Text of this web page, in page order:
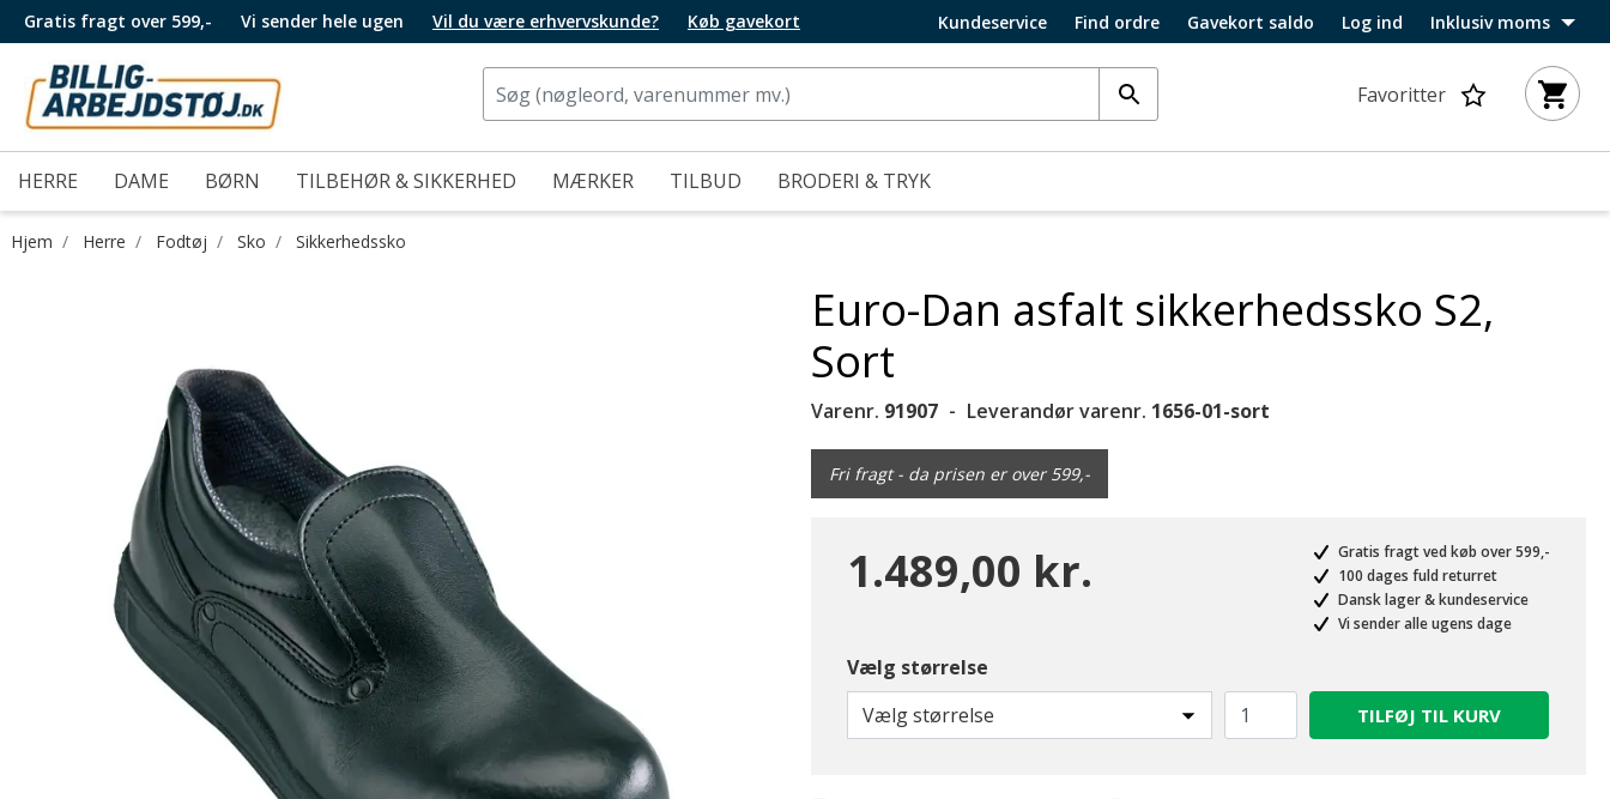
Gratis fragt over 599,- Vi sender hele ugen Vil du være erhvervskunde? Køb gavekort Kundeservice Find ordre Gavekort saldo Log ind Inklusiv moms
Favoritter
HERRE DAME BØRN TILBEHØR & SIKKERHED MÆRKER TILBUD BRODERI & TRYK
Hjem Herre Fodtøj Sko Sikkerhedssko
Euro-Dan asfalt sikkerhedssko S2,
Sort
Varenr. 91907 Leverandør varenr. 1656-01-sort
Fri fragt - da prisen er over 599,-
1.489,00 kr.
Gratis fragt ved køb over 599,-
100 dages fuld returret
Dansk lager & kundeservice
Vi sender alle ugens dage
Vælg størrelse
Vælg størrelse
TILFØJ TIL KURV